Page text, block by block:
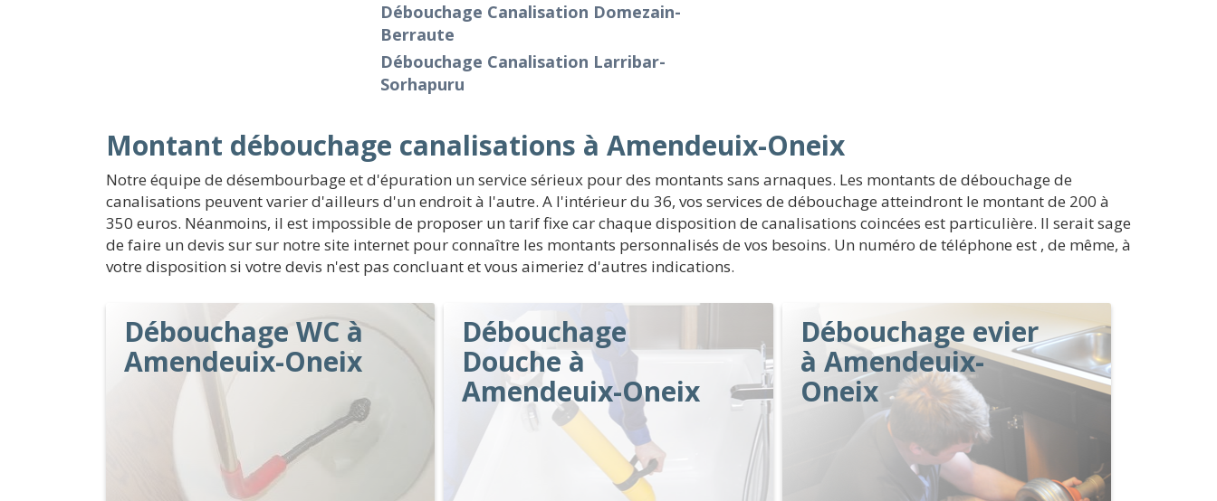
Débouchage Canalisation Domezain-
Berraute
Débouchage Canalisation Larribar-
Sorhapuru
Montant débouchage canalisations à Amendeuix-Oneix
Notre équipe de désembourbage et d'épuration un service sérieux pour des montants sans arnaques. Les montants de débouchage de
canalisations peuvent varier d'ailleurs d'un endroit à l'autre. A l'intérieur du 36, vos services de débouchage atteindront le montant de 200 à
350 euros. Néanmoins, il est impossible de proposer un tarif fixe car chaque disposition de canalisations coincées est particulière. Il serait sage
de faire un devis sur sur notre site internet pour connaître les montants personnalisés de vos besoins. Un numéro de téléphone est , de même, à
votre disposition si votre devis n'est pas concluant et vous aimeriez d'autres indications.
Débouchage WC à
Amendeuix-Oneix
Débouchage
Douche à
Amendeuix-Oneix
Débouchage evier
à Amendeuix-
Oneix